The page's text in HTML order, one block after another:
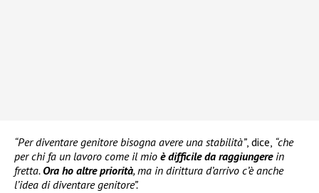
“Per diventare genitore bisogna avere una stabilità”, dice, “che
per chi fa un lavoro come il mio è difficile da raggiungerein
fretta. Ora ho altre priorità, ma in dirittura d’arrivo c’è anche
l’idea di diventare genitore”.